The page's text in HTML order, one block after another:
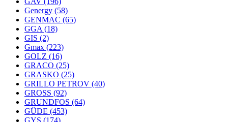
Genergy (58)
GENMAC (65)
GGA (18)
GIS (2)
Gmax (223)
GOLZ (16)
GRACO (25)
GRASKO (25)
GRILLO PETROV (40)
GROSS (92)
GRUNDFOS (64)
GÜDE (453)
GYS (174)